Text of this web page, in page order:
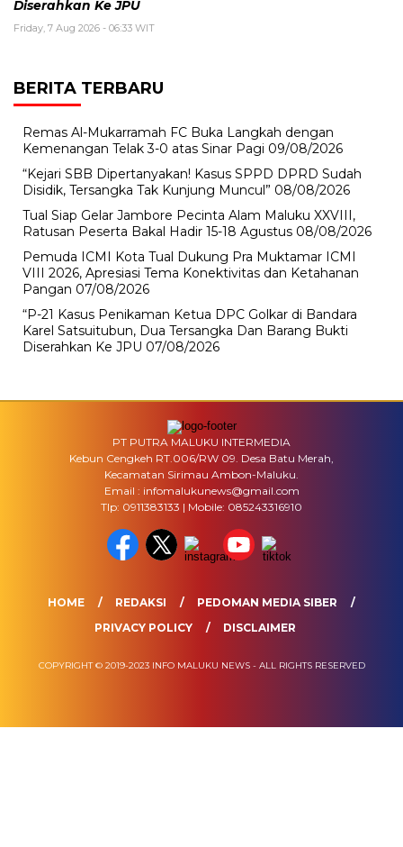
Diserahkan Ke JPU
Friday, 7 Aug 2026 - 06:33 WIT
BERITA TERBARU
Remas Al-Mukarramah FC Buka Langkah dengan
Kemenangan Telak 3-0 atas Sinar Pagi 09/08/2026
“Kejari SBB Dipertanyakan! Kasus SPPD DPRD Sudah
Disidik, Tersangka Tak Kunjung Muncul” 08/08/2026
Tual Siap Gelar Jambore Pecinta Alam Maluku XXVIII,
Ratusan Peserta Bakal Hadir 15-18 Agustus 08/08/2026
Pemuda ICMI Kota Tual Dukung Pra Muktamar ICMI
VIII 2026, Apresiasi Tema Konektivitas dan Ketahanan
Pangan 07/08/2026
“P-21 Kasus Penikaman Ketua DPC Golkar di Bandara
Karel Satsuitubun, Dua Tersangka Dan Barang Bukti
Diserahkan Ke JPU 07/08/2026
PT PUTRA MALUKU INTERMEDIA
Kebun Cengkeh RT.006/RW 09. Desa Batu Merah,
Kecamatan Sirimau Ambon-Maluku.
Email : infomalukunews@gmail.com
Tlp: 0911383133 | Mobile: 085243316910
HOME REDAKSI
PEDOMAN MEDIA SIBER
PRIVACY POLICY
DISCLAIMER
COPYRIGHT © 2019-2023 INFO MALUKU NEWS - ALL RIGHTS RESERVED